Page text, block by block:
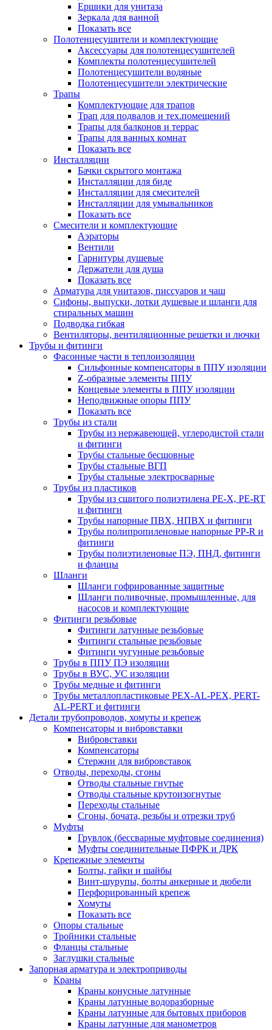
Ершики для унитаза
Зеркала для ванной
Показать все
Полотенцесушители и комплектующие
Аксессуары для полотенцесушителей
Комплекты полотенцесушителей
Полотенцесушители водяные
Полотенцесушители электрические
Трапы
Комплектующие для трапов
Трап для подвалов и тех.помещений
Трапы для балконов и террас
Трапы для ванных комнат
Показать все
Инсталляции
Бачки скрытого монтажа
Инсталляции для биде
Инсталляции для смесителей
Инсталляции для умывальников
Показать все
Смесители и комплектующие
Аэраторы
Вентили
Гарнитуры душевые
Держатели для душа
Показать все
Арматура для унитазов, писсуаров и чаш
Сифоны, выпуски, лотки душевые и шланги для
стиральных машин
Подводка гибкая
Вентиляторы, вентиляционные решетки и лючки
Трубы и фитинги
Фасонные части в теплоизоляции
Cильфонные компенсаторы в ППУ изоляции
Z-образные элементы ППУ
Концевые элементы в ППУ изоляции
Неподвижные опоры ППУ
Показать все
Трубы из стали
Трубы из нержавеющей, углеродистой стали
и фитинги
Трубы стальные бесшовные
Трубы стальные ВГП
Трубы стальные электросварные
Трубы из пластиков
Трубы из сшитого полиэтилена PE-X, PE-RT
и фитинги
Трубы напорные ПВХ, НПВХ и фитинги
Трубы полипропиленовые напорные PP-R и
фитинги
Трубы полиэтиленовые ПЭ, ПНД, фитинги
и фланцы
Шланги
Шланги гофрированные защитные
Шланги поливочные, промышленные, для
насосов и комплектующие
Фитинги резьбовые
Фитинги латунные резьбовые
Фитинги стальные резьбовые
Фитинги чугунные резьбовые
Трубы в ППУ ПЭ изоляции
Трубы в ВУС, УС изоляции
Трубы медные и фитинги
Трубы металлопластиковые PEX-AL-PEX, PERT-
AL-PERT и фитинги
Детали трубопроводов, хомуты и крепеж
Компенсаторы и вибровставки
Вибровставки
Компенсаторы
Стержни для вибровставок
Отводы, переходы, сгоны
Отводы стальные гнутые
Отводы стальные крутоизогнутые
Переходы стальные
Сгоны, бочата, резьбы и отрезки труб
Муфты
Грувлок (бессварные муфтовые соединения)
Муфты соединительные ПФРК и ДРК
Крепежные элементы
Болты, гайки и шайбы
Винт-шурупы, болты анкерные и дюбели
Перфорированный крепеж
Хомуты
Показать все
Опоры стальные
Тройники стальные
Фланцы стальные
Заглушки стальные
Запорная арматура и электроприводы
Краны
Краны конусные латунные
Краны латунные водоразборные
Краны латунные для бытовых приборов
Краны латунные для манометров